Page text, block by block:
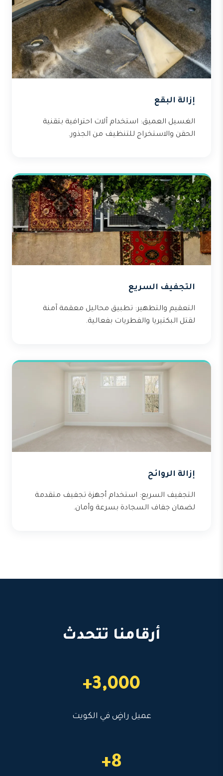
إزالة البقع
الغسيل العميق: استخدام آلات احترافية بتقنية
الحقن والاستخراج للتنظيف من الجذور.
التجفيف السريع
التعقيم والتطهير: تطبيق محاليل معقمة آمنة
لقتل البكتيريا والفطريات بفعالية.
إزالة الروائح
التجفيف السريع: استخدام أجهزة تجفيف متقدمة
لضمان جفاف السجادة بسرعة وأمان.
أرقامنا تتحدث
3,000+
عميل راضٍ في الكويت
8+